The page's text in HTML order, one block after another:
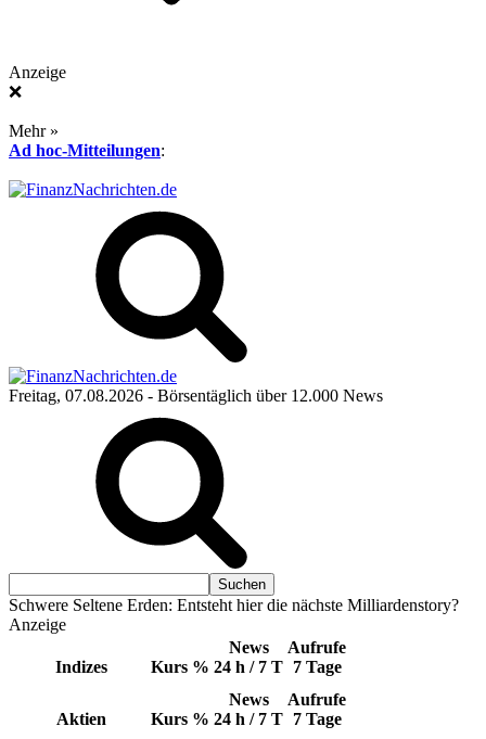
Anzeige
❌
Mehr »
Ad hoc-Mitteilungen:
Freitag, 07.08.2026 - Börsentäglich über 12.000 News
Schwere Seltene Erden: Entsteht hier die nächste Milliardenstory?
Anzeige
Indizes Kurs %
News
24 h / 7 T
Aufrufe
7 Tage
Aktien Kurs %
News
24 h / 7 T
Aufrufe
7 Tage